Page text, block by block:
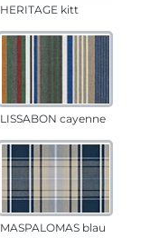
HERITAGE kitt
LISSABON cayenne
MASPALOMAS blau